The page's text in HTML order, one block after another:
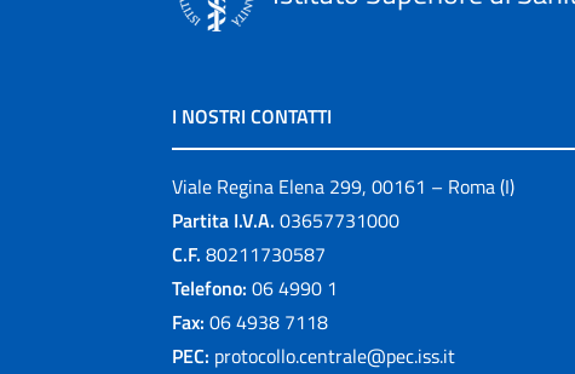
I NOSTRI CONTATTI
Viale Regina Elena 299, 00161 – Roma (I)
Partita I.V.A. 03657731000
C.F. 80211730587
Telefono: 06 4990 1
Fax: 06 4938 7118
PEC: protocollo.centrale@pec.iss.it